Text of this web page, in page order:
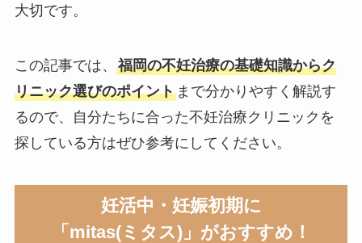
大切です。
この記事では、 福岡の不妊治療の基礎知識からク
リニック選びのポイントまで分かりやすく解説す
るので、自分たちに合った不妊治療クリニックを
探している方はぜひ参考にしてください。
妊活中・妊娠初期に
「mitas(ミタス)」がおすすめ！